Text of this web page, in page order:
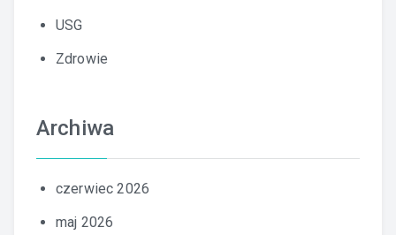
USG
Zdrowie
Archiwa
czerwiec 2026
maj 2026